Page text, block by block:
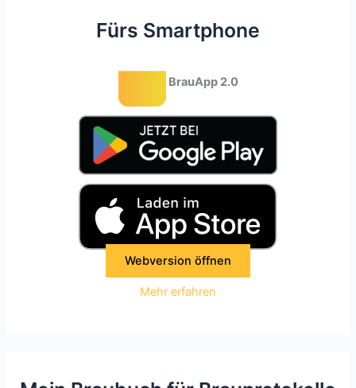
Fürs Smartphone
BrauApp 2.0
Webversion öffnen
Mehr erfahren